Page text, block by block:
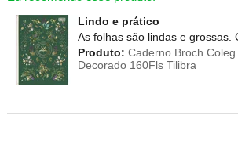
Lindo e prático
As folhas são lindas e grossas.
Produto: Caderno Broch
Decorado 160Fls Tilibra